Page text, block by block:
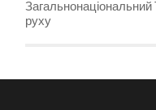
руху